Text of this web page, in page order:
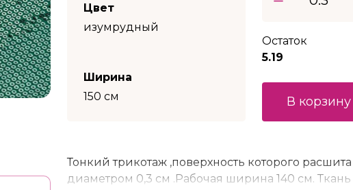
Цвет
изумрудный
Ширина
150 см
Остаток
5.19
В корзину
Тонкий трикотаж ,поверхность которого
диаметром 0,3 см .Рабочая ширина 140 см. Ткань